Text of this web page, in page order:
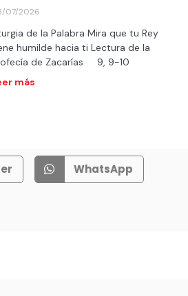
07/2026
de la Palabra Mira que tu Rey
humilde hacia ti Lectura de la
de Zacarías 9, 9-10
más
WhatsApp